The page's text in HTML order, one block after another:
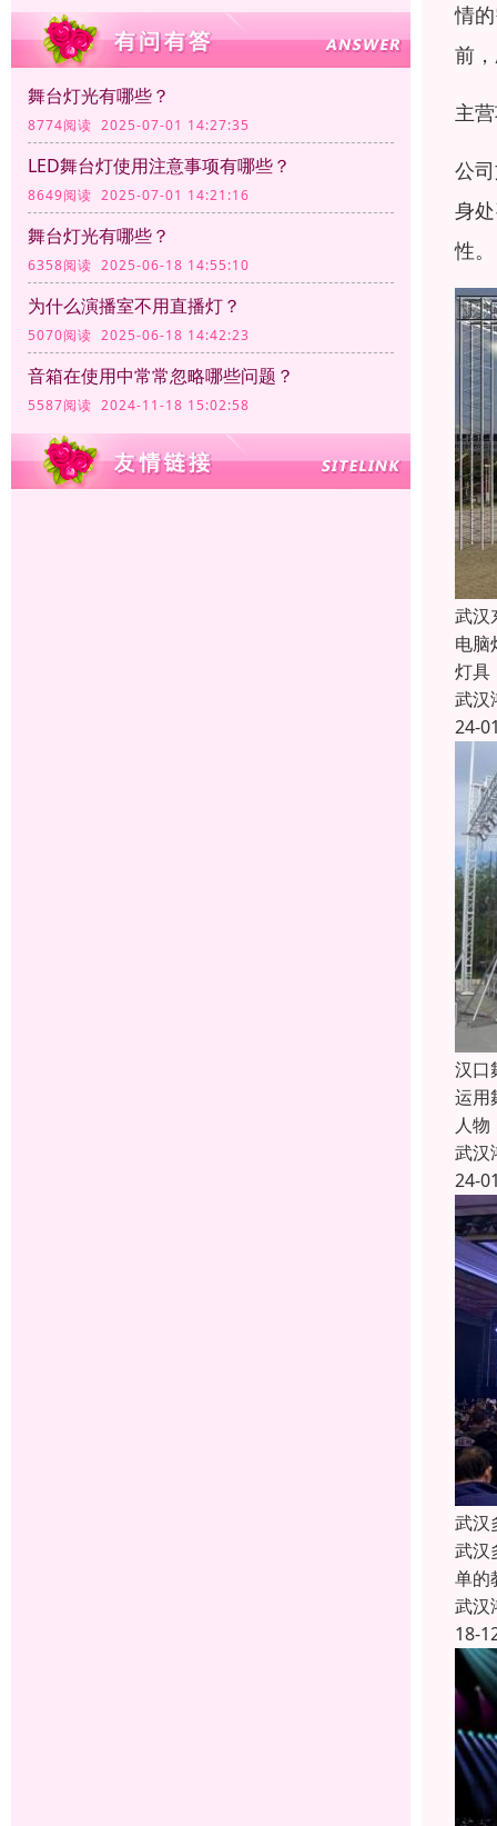
舞台灯光有哪些？
8774阅读 2025-07-01 14:27:35
LED舞台灯使用注意事项有哪些？
8649阅读 2025-07-01 14:21:16
舞台灯光有哪些？
6358阅读 2025-06-18 14:55:10
为什么演播室不用直播灯？
5070阅读 2025-06-18 14:42:23
音箱在使用中常常忽略哪些问题？
5587阅读 2024-11-18 15:02:58
情
前
主
公
身
性。
武汉
电脑
灯具
武汉
24-
汉口
运用
人
武汉
24-
武汉
武汉
单的
武汉
18-